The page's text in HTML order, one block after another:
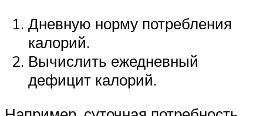
Дневную норму потребления
калорий.
Вычислить ежедневный
дефицит калорий.